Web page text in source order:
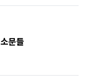
문들